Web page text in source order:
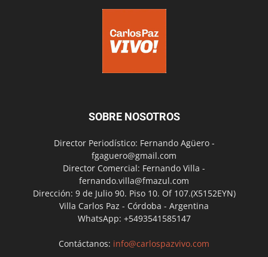
SOBRE NOSOTROS
Director Periodístico: Fernando Agüero -
fgaguero@gmail.com
Director Comercial: Fernando Villa -
fernando.villa@fmazul.com
Dirección: 9 de Julio 90. Piso 10. Of 107.(X5152EYN)
Villa Carlos Paz - Córdoba - Argentina
WhatsApp: +5493541585147
Contáctanos: info@carlospazvivo.com